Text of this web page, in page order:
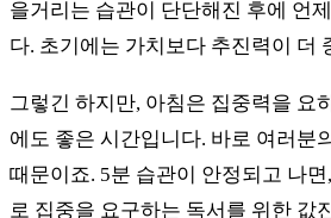
을거리는 습관이 단단해진 후에 언
다. 초기에는 가치보다 추진력이 더
그렇긴 하지만, 아침은 집중력을 요
에도 좋은 시간입니다. 바로 여러분
때문이죠. 5분 습관이 안정되고 나면
로 집중을 요구하는 독서를 위한 값